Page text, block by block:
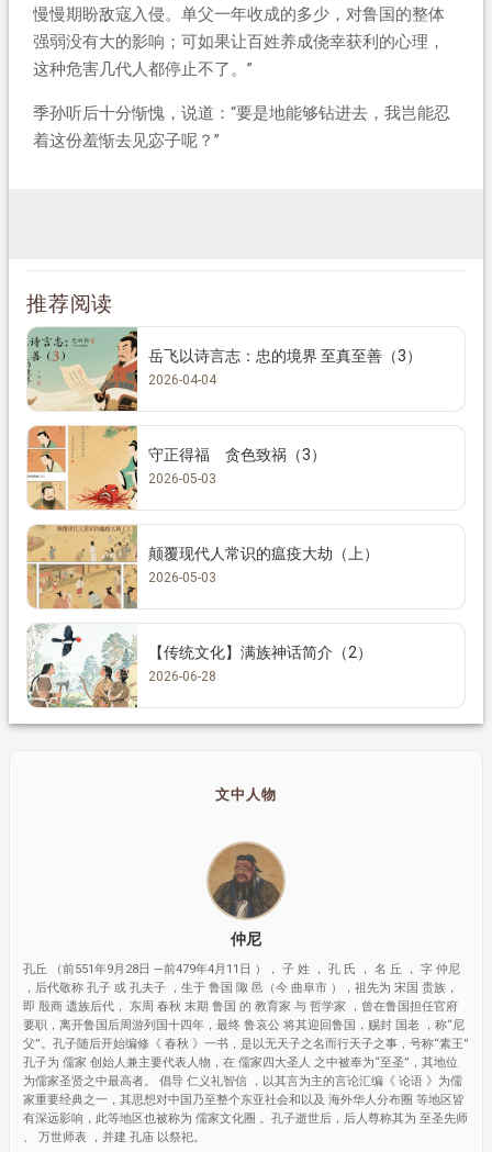
慢慢期盼敌寇入侵。单父一年收成的多少，对鲁国的整体
强弱没有大的影响；可如果让百姓养成侥幸获利的心理，
这种危害几代人都停止不了。”
季孙听后十分惭愧，说道：“要是地能够钻进去，我岂能忍
着这份羞惭去见宓子呢？”
推荐阅读
岳飞以诗言志：忠的境界 至真至善（3）
2026-04-04
守正得福 贪色致祸（3）
2026-05-03
颠覆现代人常识的瘟疫大劫（上）
2026-05-03
【传统文化】满族神话简介（2）
2026-06-28
文中人物
仲尼
孔丘 （前551年9月28日 —前479年4月11日 ）， 子 姓 ， 孔 氏 ， 名 丘 ， 字 仲尼
，后代敬称 孔子 或 孔夫子 ，生于 鲁国 陬 邑（今 曲阜市 ），祖先为 宋国 贵族，
即 殷商 遗族后代， 东周 春秋 末期 鲁国 的 教育家 与 哲学家 ，曾在鲁国担任官府
要职，离开鲁国后周游列国十四年，最终 鲁哀公 将其迎回鲁国，赐封 国老 ，称“尼
父”。孔子随后开始编修《 春秋 》一书，是以无天子之名而行天子之事，号称“素王”
孔子为 儒家 创始人兼主要代表人物，在 儒家四大圣人 之中被奉为“至圣”，其地位
为儒家圣贤之中最高者。 倡导 仁义礼智信 ，以其言为主的言论汇编《 论语 》为儒
家重要经典之一，其思想对中国乃至整个东亚社会和以及 海外华人分布圈 等地区皆
有深远影响，此等地区也被称为 儒家文化圈 。孔子逝世后，后人尊称其为 至圣先师
、 万世师表 ，并建 孔庙 以祭祀。